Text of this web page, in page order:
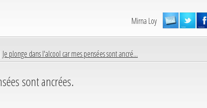
Mirna Loy
Je plonge dans l'alcool car mes pensées sont ancré...
sont ancrées.